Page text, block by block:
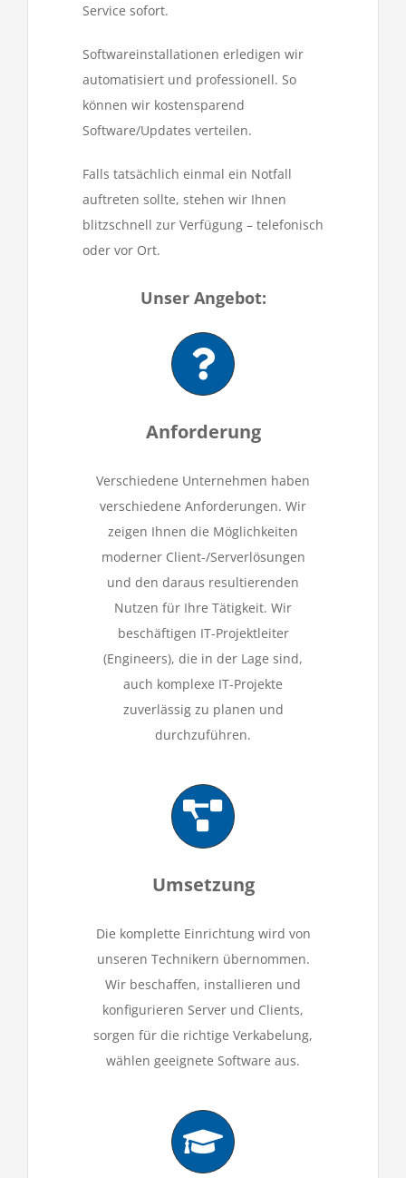
Service sofort.
Softwareinstallationen erledigen wir
automatisiert und professionell. So
können wir kostensparend
Software/Updates verteilen.
Falls tatsächlich einmal ein Notfall
auftreten sollte, stehen wir Ihnen
blitzschnell zur Verfügung – telefonisch
oder vor Ort.
Unser Angebot:
Anforderung
Verschiedene Unternehmen haben
verschiedene Anforderungen. Wir
zeigen Ihnen die Möglichkeiten
moderner Client-/Serverlösungen
und den daraus resultierenden
Nutzen für Ihre Tätigkeit. Wir
beschäftigen IT-Projektleiter
(Engineers), die in der Lage sind,
auch komplexe IT-Projekte
zuverlässig zu planen und
durchzuführen.
Umsetzung
Die komplette Einrichtung wird von
unseren Technikern übernommen.
Wir beschaffen, installieren und
konfigurieren Server und Clients,
sorgen für die richtige Verkabelung,
wählen geeignete Software aus.